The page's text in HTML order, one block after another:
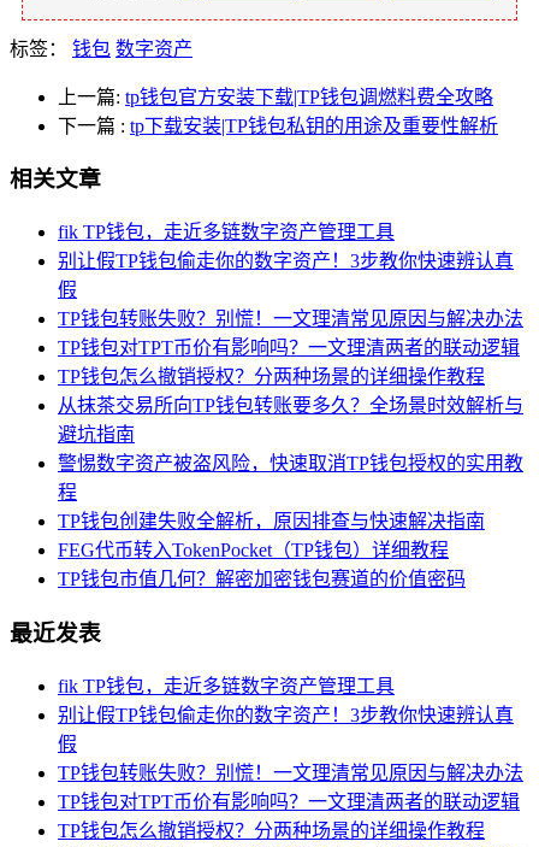
标签： 钱包 数字资产
上一篇: tp钱包官方安装下载|TP钱包调燃料费全攻略
下一篇 : tp下载安装|TP钱包私钥的用途及重要性解析
相关文章
fik TP钱包，走近多链数字资产管理工具
别让假TP钱包偷走你的数字资产！3步教你快速辨认真
假
TP钱包转账失败？别慌！一文理清常见原因与解决办法
TP钱包对TPT币价有影响吗？一文理清两者的联动逻辑
TP钱包怎么撤销授权？分两种场景的详细操作教程
从抹茶交易所向TP钱包转账要多久？全场景时效解析与
避坑指南
警惕数字资产被盗风险，快速取消TP钱包授权的实用教
程
TP钱包创建失败全解析，原因排查与快速解决指南
FEG代币转入TokenPocket（TP钱包）详细教程
TP钱包市值几何？解密加密钱包赛道的价值密码
最近发表
fik TP钱包，走近多链数字资产管理工具
别让假TP钱包偷走你的数字资产！3步教你快速辨认真
假
TP钱包转账失败？别慌！一文理清常见原因与解决办法
TP钱包对TPT币价有影响吗？一文理清两者的联动逻辑
TP钱包怎么撤销授权？分两种场景的详细操作教程